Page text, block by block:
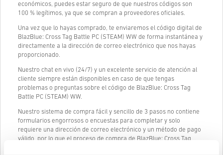
económicos, puedes estar seguro de que nuestros códigos son
100 % legítimos, ya que se compran a proveedores oficiales.
Una vez que lo hayas comprado, te enviaremos el código digital de
BlazBlue: Cross Tag Battle PC (STEAM) WW de forma instantánea y
directamente a la dirección de correo electrónico que nos hayas
proporcionado.
Nuestro chat en vivo (24/7) y un excelente servicio de atención al
cliente siempre están disponibles en caso de que tengas
problemas o preguntas sobre el código de BlazBlue: Cross Tag
Battle PC (STEAM) WW.
Nuestro sistema de compra fácil y sencillo de 3 pasos no contiene
formularios engorrosos o encuestas para completar y solo
requiere una dirección de correo electrónico y un método de pago
válido, por lo que el proceso de compra de BlazBlue: Cross Tag